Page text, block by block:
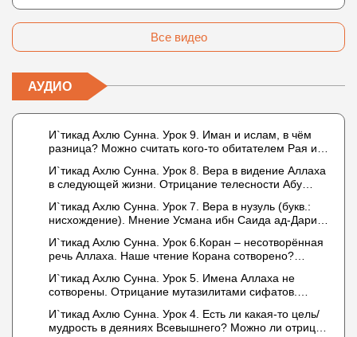
Все видео
АУДИО
И`тикад Ахлю Сунна. Урок 9. Иман и ислам, в чём
разница? Можно считать кого-то обитателем Рая или
И`тикад Ахлю Сунна. Урок 8. Вера в видение Аллаха
в следующей жизни. Отрицание телесности Абу
Усмана ибн Саида ад-Дарими. Иман – это слова,
дела и познание
И`тикад Ахлю Сунна. Урок 7. Вера в нузуль (букв.:
нисхождение). Мнение Усмана ибн Саида ад-Дарими
описывается физическим движением?
И`тикад Ахлю Сунна. Урок 6.Коран – несотворённая
речь Аллаха. Наше чтение Корана сотворено?
И`тикад Ахлю Сунна. Урок 5. Имена Аллаха не
сотворены. Отрицание мутазилитами сифатов.
И`тикад Ахлю Сунна. Урок 4. Есть ли какая-то цель/
мудрость в деяниях Всевышнего? Можно ли отрицать